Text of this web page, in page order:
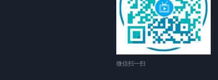
微信扫一扫